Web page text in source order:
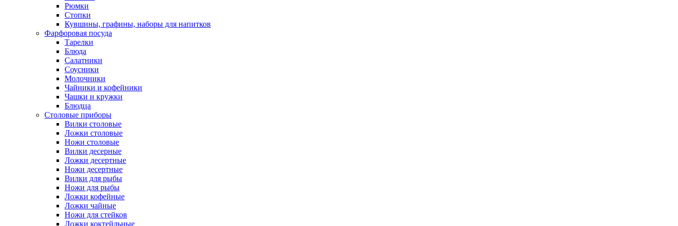
Рюмки
Стопки
Кувшины, графины, наборы для напитков
Фарфоровая посуда
Тарелки
Блюда
Салатники
Соусники
Молочники
Чайники и кофейники
Чашки и кружки
Блюдца
Столовые приборы
Вилки столовые
Ложки столовые
Ножи столовые
Вилки десерные
Ложки десертные
Ножи десертные
Вилки для рыбы
Ножи для рыбы
Ложки кофейные
Ложки чайные
Ножи для стейков
Ложки коктейльные